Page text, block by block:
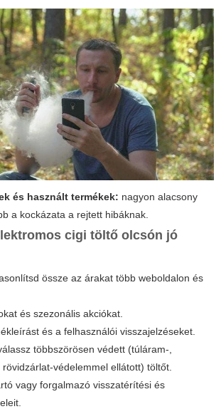
és használt termékek: nagyon alacsony
a kockázata a rejtett hibáknak.
cigi töltő olcsón jó
össze az árakat több weboldalon és
és szezonális akciókat.
és a felhasználói visszajelzéseket.
többszörösen védett (túláram-,
védelemmel ellátott) töltőt.
vagy forgalmazó visszatérítési és